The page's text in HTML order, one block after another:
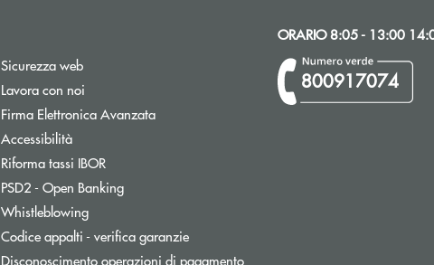
Sicurezza web
Lavora con noi
Firma Elettronica Avanzata
Accessibilità
Riforma tassi IBORApre una nuova finestra
PSD2 - Open Banking
Whistleblowing
Codice appalti - verifica garanzie
Disconoscimento operazioni di pagamento
ORARIO 8:05 - 13:00
800917074